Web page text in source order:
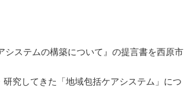
システムの構築について』の提言書を西原市
究してきた「地域包括ケアシステム」につ